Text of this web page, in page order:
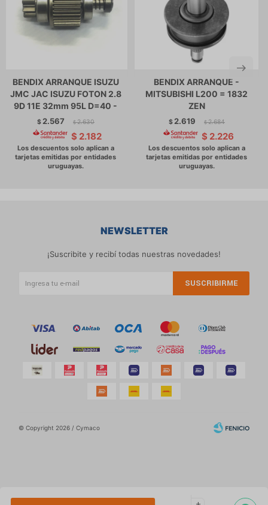
consultas
BENDIX ARRANQUE ISUZU
JMC JAC ISUZU FOTON 2.8
9D 11E 32mm 95L D=40 -
$ 2.567 $ 2.630
$ 2.182
BENDIX ARRANQUE -
MITSUBISHI L200 = 1832
ZEN
$ 2.619 $ 2.684
$ 2.226
NEWSLETTER
¡Suscribite y recibí todas nuestras novedades!
SUSCRIBIRME
© Copyright 2026 / Cymaco